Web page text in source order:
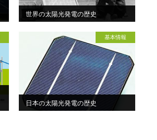
世界の太陽光発電の歴史
基本情報
日本の太陽光発電の歴史